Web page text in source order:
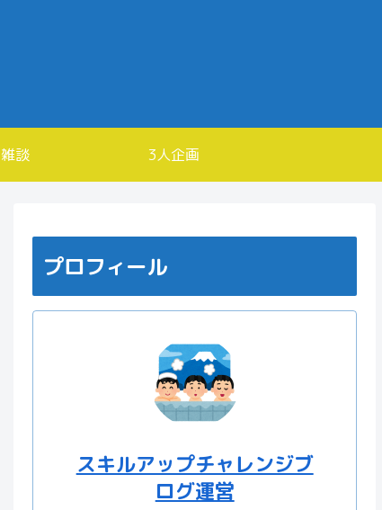
雑談 3人企画
プロフィール
スキルアップチャレンジブ
ログ運営